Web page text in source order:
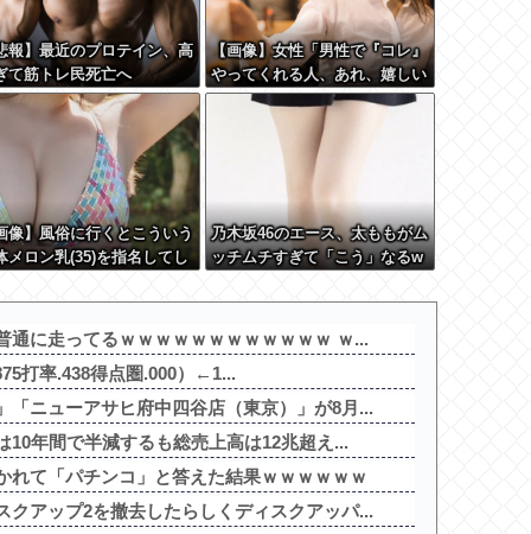
報】最近のプロテイン、高
て筋トレ民死亡へ
【画像】女性「男性で『コレ』
やってくれる人、あれ、嬉しい
ですw」→まさかの行為がこち
らw w w w w w w w w
像】風俗に行くとこういう
メロン乳(35)を指名してし
乃木坂46のエース、太ももがム
ッチムチすぎて「こう」なるw
通に走ってるｗｗｗｗｗｗｗｗｗｗｗｗ ｗ...
打率.438得点圏.000）←1...
「ニューアサヒ府中四谷店（東京）」が8月...
10年間で半減するも総売上高は12兆超え...
れて「パチンコ」と答えた結果ｗｗｗｗｗｗ
クアップ2を撤去したらしくディスクアッパ...